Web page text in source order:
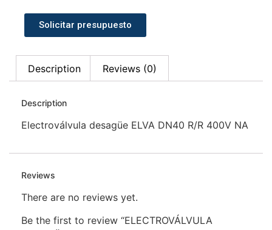
Solicitar presupuesto
Description Reviews (0)
Description
Electroválvula desagüe ELVA DN40 R/R 400V NA
Reviews
There are no reviews yet.
Be the first to review “ELECTROVÁLVULA